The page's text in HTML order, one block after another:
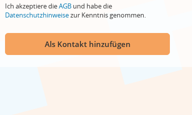
Ich akzeptiere dieAGB und habe die
Datenschutzhinweisezur Kenntnis genommen.
Als Kontakt hinzufügen